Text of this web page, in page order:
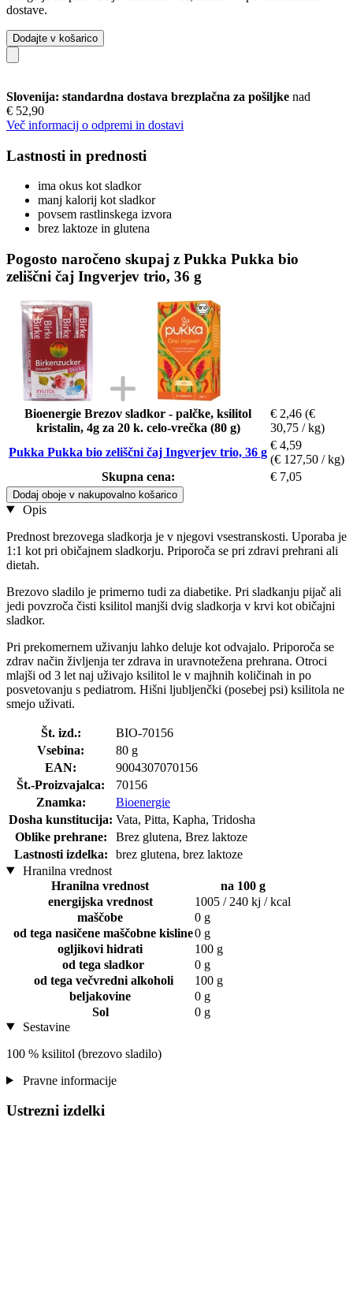
dostave.
Dodajte v košarico
Slovenija: standardna dostava brezplačna za pošiljke nad
€ 52,90
Več informacij o odpremi in dostavi
Lastnosti in prednosti
ima okus kot sladkor
manj kalorij kot sladkor
povsem rastlinskega izvora
brez laktoze in glutena
Pogosto naročeno skupaj z Pukka Pukka bio
zeliščni čaj Ingverjev trio, 36 g
Bioenergie Brezov sladkor - palčke, ksilitol
kristalin, 4g za 20 k. celo-vrečka (80 g)
€ 2,46 (€
30,75 / kg)
Pukka Pukka bio zeliščni čaj Ingverjev trio, 36 g
€ 4,59
(€ 127,50 / kg)
Skupna cena:
€ 7,05
Dodaj oboje v nakupovalno košarico
Opis
Prednost brezovega sladkorja je v njegovi vsestranskosti. Uporaba je
1:1 kot pri običajnem sladkorju. Priporoča se pri zdravi prehrani ali
dietah.
Brezovo sladilo je primerno tudi za diabetike. Pri sladkanju pijač ali
jedi povzroča čisti ksilitol manjši dvig sladkorja v krvi kot običajni
sladkor.
Pri prekomernem uživanju lahko deluje kot odvajalo. Priporoča se
zdrav način življenja ter zdrava in uravnotežena prehrana. Otroci
mlajši od 3 let naj uživajo ksilitol le v majhnih količinah in po
posvetovanju s pediatrom. Hišni ljubljenčki (posebej psi) ksilitola ne
smejo uživati.
Št. izd.:
BIO-70156
Vsebina:
80 g
EAN:
9004307070156
Št.-Proizvajalca:
70156
Znamka:
Bioenergie
Dosha kunstitucija: Vata, Pitta, Kapha, Tridosha
Oblike prehrane:
Brez glutena, Brez laktoze
Lastnosti izdelka:
brez glutena, brez laktoze
Hranilna vrednost
Hranilna vrednost
na 100 g
energijska vrednost
1005 / 240 kj / kcal
maščobe
0 g
od tega nasičene maščobne kisline0 g
ogljikovi hidrati
100 g
od tega sladkor
0 g
od tega večvredni alkoholi
100 g
beljakovine
0 g
Sol
0 g
Sestavine
100 % ksilitol (brezovo sladilo)
Pravne informacije
Ustrezni izdelki